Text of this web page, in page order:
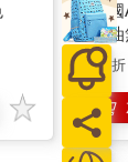
德國
控
凝露
髮
調
滋
質適
73 折